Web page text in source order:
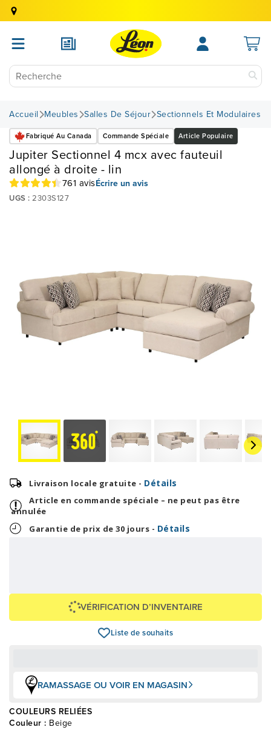
Accueil Meubles Salles De Séjour Sectionnels Et Modulaires
Fabriqué Au Canada Commande Spéciale Article Populaire
Jupiter Sectionnel 4 mcx avec fauteuil
allongé à droite - lin
761 avisÉcrire un avis
UGS : 2303S127
Livraison locale gratuite - Détails
Article en commande spéciale – ne peut pas être
annulée
Garantie de prix de 30 jours - Détails
VÉRIFICATION D’INVENTAIRE
Liste de souhaits
RAMASSAGE OU VOIR EN MAGASIN
COULEURS RELIÉES
Couleur : Beige